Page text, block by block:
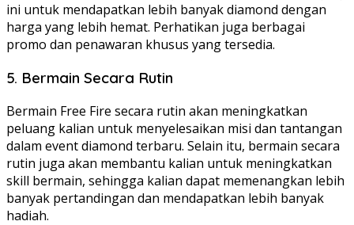
ini untuk mendapatkan lebih banyak diamond dengan
harga yang lebih hemat. Perhatikan juga berbagai
promo dan penawaran khusus yang tersedia.
5. Bermain Secara Rutin
Bermain Free Fire secara rutin akan meningkatkan
peluang kalian untuk menyelesaikan misi dan tantangan
dalam event diamond terbaru. Selain itu, bermain secara
rutin juga akan membantu kalian untuk meningkatkan
skill bermain, sehingga kalian dapat memenangkan lebih
banyak pertandingan dan mendapatkan lebih banyak
hadiah.